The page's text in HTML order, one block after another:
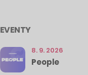
EVENTY
8. 9. 2026
People